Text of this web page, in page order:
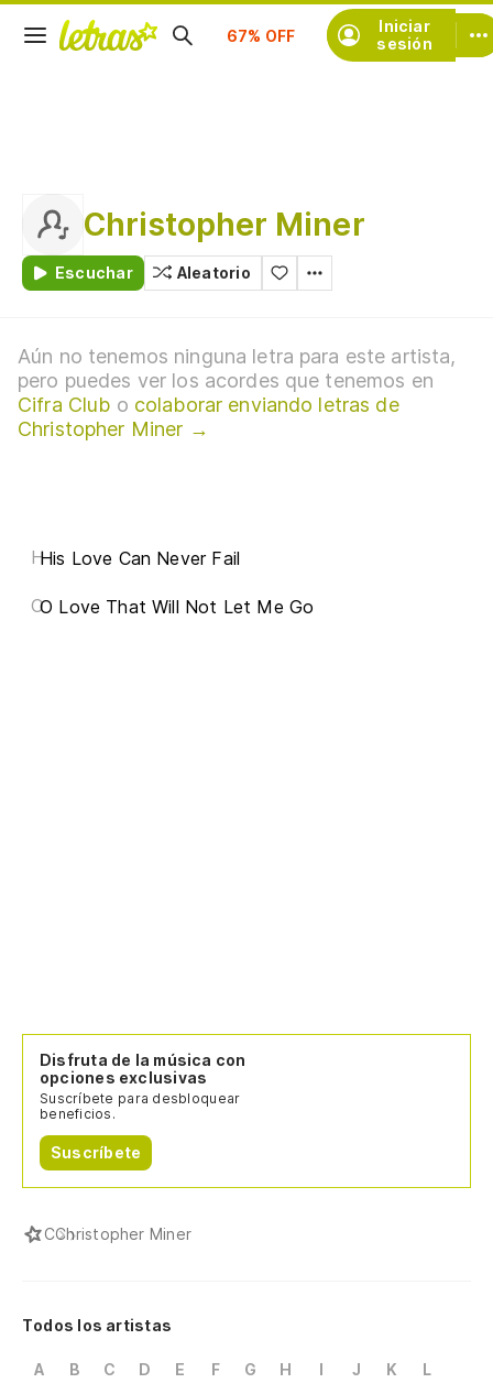
Iniciar
sesión
Suscríbete
Christopher Miner
Escuchar Aleatorio
Aún no tenemos ninguna letra para este artista,
pero puedes ver los acordes que tenemos en
Cifra Club o colaborar enviando letras de
Christopher Miner →
HHis Love Can Never Fail
OO Love That Will Not Let Me Go
Disfruta de la música con
opciones exclusivas
Suscríbete para desbloquear
beneficios.
Suscríbete
CChristopher Miner
Todos los artistas
A B C D E F G H I J K
L